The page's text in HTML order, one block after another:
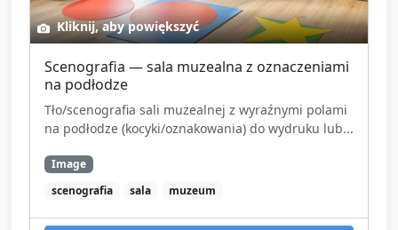
Kliknij, aby powiększyć
Scenografia — sala muzealna z oznaczeniami
na podłodze
Tło/scenografia sali muzealnej z wyraźnymi polami
na podłodze (kocyki/oznakowania) do wydruku lub...
Image
scenografia
sala muzeum